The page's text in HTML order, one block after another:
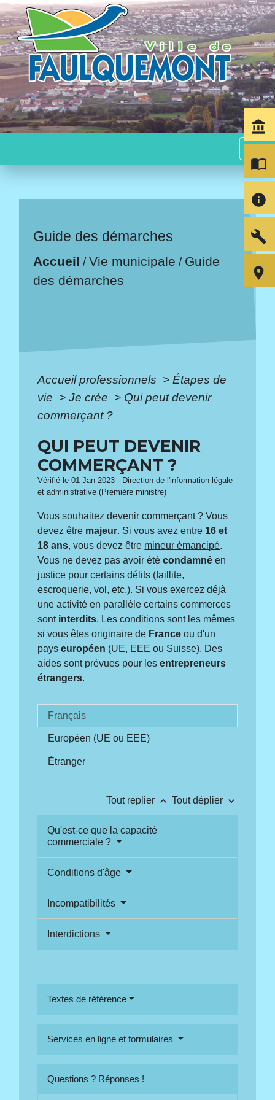
menu
Guide des démarches
Accueil /Vie municipale / Guide
des démarches
Accueil professionnels > Étapes de
vie > Je crée > Qui peut devenir
commerçant ?
QUI PEUT DEVENIR
COMMERÇANT ?
Vérifié le 01 Jan 2023 - Direction de l'information légale
et administrative (Première ministre)
Vous souhaitez devenir commerçant ? Vous
devez être majeur. Si vous avez entre 16 et
18 ans, vous devez être mineur émancipé.
Vous ne devez pas avoir étécondamné en
justice pour certains délits (faillite,
escroquerie, vol, etc.). Si vous exercez déjà
une activité en parallèle certains commerces
sont interdits. Les conditions sont les mêmes
si vous êtes originaire de France ou d'un
payseuropéen (UE, EEE ou Suisse). Des
aides sont prévues pour lesentrepreneurs
étrangers.
Français
Européen (UE ou EEE)
Étranger
Tout replier keyboard_arrow_up Tout déplier keyboard_arrow_down
Qu'est-ce que la capacité
commerciale ?
Conditions d'âge
Incompatibilités
Interdictions
Textes de référence
Services en ligne et formulaires
Questions ? Réponses !
account_balance
import_contacts
info
build
room